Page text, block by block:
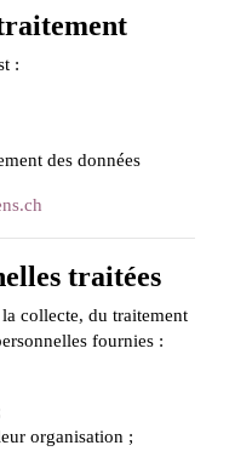
:
des données
traitées
collecte, du traitement
fournies :
organisation ;